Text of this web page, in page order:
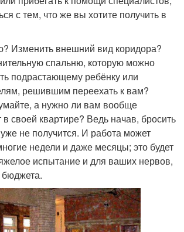
с тем, что же вы хотите получить в
Изменить внешний вид коридора?
спальню, которую можно
подрастающему ребёнку или
решившим переехать к вам?
а нужно ли вам вообще
своей квартире? Ведь начав, бросить
не получится. И работа может
недели и даже месяцы; это будет
испытание и для ваших нервов,